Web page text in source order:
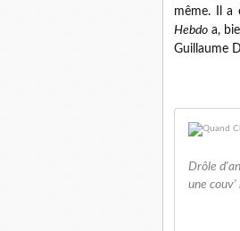
même. Il a
Hebdo a,
Guillaume
Drôle
une couv'